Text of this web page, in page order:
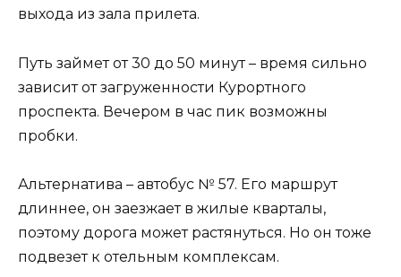
выхода из зала прилета.
Путь займет от 30 до 50 минут – время сильно
зависит от загруженности Курортного
проспекта. Вечером в час пик возможны
пробки.
Альтернатива – автобус № 57. Его маршрут
длиннее, он заезжает в жилые кварталы,
поэтому дорога может растянуться. Но он тоже
подвезет к отельным комплексам.